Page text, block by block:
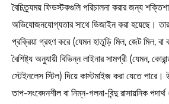
বৈচিত্র্যময় ফিডস্টকগুলি পরিচালনা করার জন্য
অভিযোজনযোগ্যতার সাথে ডিজাইন করা হয়েছে।
প্রক্রিয়া গ্রহণ করে (যেমন হাতুড়ি মিল, জেট মিল, বা
বৈশিষ্ট্য অনুযায়ী বিভিন্ন লাইনার সামগ্রী (যেমন,
স্টেইনলেস স্টিল) দিয়ে কাস্টমাইজ করা যেতে
তাপ-সংবেদনশীল বা নিম্ন-গলনা-বিন্দু রাসায়নিক